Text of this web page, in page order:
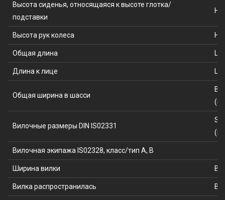
Высота сиденья, относящаяся к высоте глотка/
подставки
Высота рук колеса
Общая длина
Длина к лице
Общая ширина в шасси
Вилочные размеры DIN IS02331
S/
Вилочная экипажа IS02328, класс/тип A, B
Ширина вилки
Вилка распространилась